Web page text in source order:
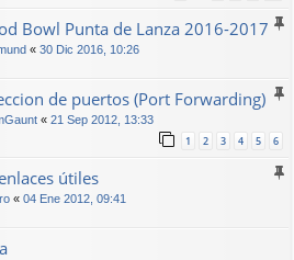
Bowl Punta de Lanza 2016-2017
« 30 Dic 2016, 10:26
de puertos (Port Forwarding)
« 21 Sep 2012, 13:33
1 2 3 4 5 6
útiles
« 04 Ene 2012, 09:41